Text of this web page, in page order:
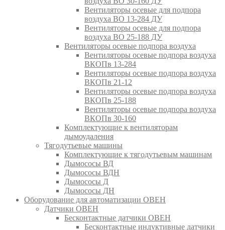
Вентиляторы осевые для подпора
воздуха ВО 13-284 ДУ
Вентиляторы осевые для подпора
воздуха ВО 25-188 ДУ
Вентиляторы осевые подпора воздуха
Вентиляторы осевые подпора воздуха
ВКОПв 13-284
Вентиляторы осевые подпора воздуха
ВКОПв 21-12
Вентиляторы осевые подпора воздуха
ВКОПв 25-188
Вентиляторы осевые подпора воздуха
ВКОПв 30-160
Комплектующие к вентиляторам
дымоудаления
Тягодутьевые машины
Комплектующие к тягодутьевым машинам
Дымососы ВД
Дымососы ВДН
Дымососы Д
Дымососы ДН
Оборудование для автоматизации ОВЕН
Датчики ОВЕН
Бесконтактные датчики ОВЕН
Бесконтактные индуктивные датчики